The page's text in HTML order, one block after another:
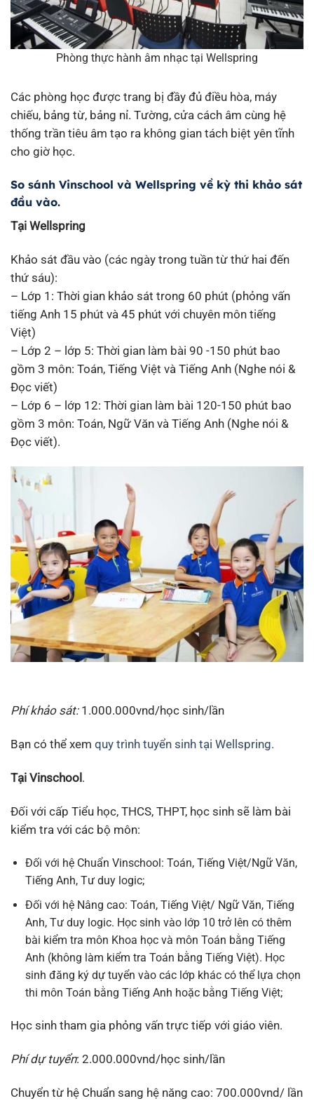
Phòng thực hành âm nhạc tại Wellspring
Các phòng học được trang bị đầy đủ điều hòa, máy
chiếu, bảng từ, bảng nỉ. Tường, cửa cách âm cùng hệ
thống trần tiêu âm tạo ra không gian tách biệt yên tĩnh
cho giờ học.
So sánh Vinschool và Wellspring về kỳ thi khảo sát
đầu vào.
Tại Wellspring
Khảo sát đầu vào (các ngày trong tuần từ thứ hai đến
thứ sáu):
– Lớp 1: Thời gian khảo sát trong 60 phút (phỏng vấn
tiếng Anh 15 phút và 45 phút với chuyên môn tiếng
Việt)
– Lớp 2 – lớp 5: Thời gian làm bài 90 -150 phút bao
gồm 3 môn: Toán, Tiếng Việt và Tiếng Anh (Nghe nói &
Đọc viết)
– Lớp 6 – lớp 12: Thời gian làm bài 120-150 phút bao
gồm 3 môn: Toán, Ngữ Văn và Tiếng Anh (Nghe nói &
Đọc viết).
Phí khảo sát:1.000.000vnd/học sinh/lần
Bạn có thể xem quy trình tuyển sinh tại Wellspring.
Tại Vinschool .
Đối với cấp Tiểu học, THCS, THPT, học sinh sẽ làm bài
kiểm tra với các bộ môn:
Đối với hệ Chuẩn Vinschool: Toán, Tiếng Việt/Ngữ Văn,
Tiếng Anh, Tư duy logic;
Đối với hệ Nâng cao: Toán, Tiếng Việt/ Ngữ Văn, Tiếng
Anh, Tư duy logic. Học sinh vào lớp 10 trở lên có thêm
bài kiểm tra môn Khoa học và môn Toán bằng Tiếng
Anh (không làm kiểm tra Toán bằng Tiếng Việt). Học
sinh đăng ký dự tuyển vào các lớp khác có thể lựa chọn
thi môn Toán bằng Tiếng Anh hoặc bằng Tiếng Việt;
Học sinh tham gia phỏng vấn trực tiếp với giáo viên.
Phí dự tuyển: 2.000.000vnd/học sinh/lần
Chuyển từ hệ Chuẩn sang hệ năng cao: 700.000vnd/ lần